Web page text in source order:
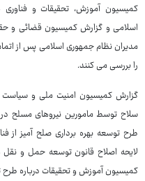
کمیسیون آموزش، تحقیقات و فناوری
اسلامی و گزارش کمیسیون قضائی و
مدیران نظام جمهوری اسلامی پس از
را بررسی می کنند.
گزارش کمیسیون امنیت ملی و سیاست
سلاح توسط مامورین نیروهای مسلح
طرح توسعه بهره برداری صلح آمیز از
لایحه اصلاح قانون توسعه حمل و
کمیسیون آموزش و تحقیقات درباره طرح